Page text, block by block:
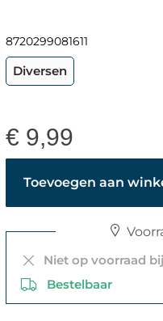
8720299081611
Diversen
€ 9,99
Toevoegen aan
Niet op voorraad
Bestelbaar